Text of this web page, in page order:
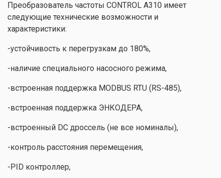
Преобразователь частоты CONTROL A310 имеет
следующие технические возможности и
характеристики:
-устойчивость к перегрузкам до 180%,
-наличие специального насосного режима,
-встроенная поддержка MODBUS RTU (RS-485),
-встроенная поддержка ЭНКОДЕРА,
-встроенный DC дроссель (не все номиналы),
-контроль расстояния перемещения,
-PID контроллер,